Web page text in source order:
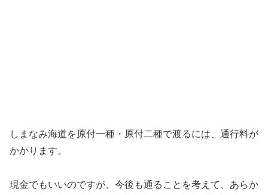
しまなみ海道を原付一種・原付二種で渡るには、通行料が
かかります。
現金でもいいのですが、今後も通ることを考えて、あらか